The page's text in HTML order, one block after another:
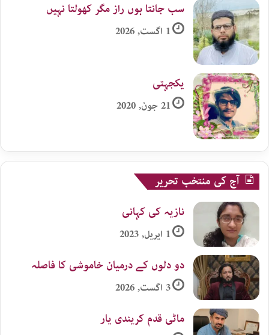
سب جانتا ہوں راز مگر کھولتا نہیں
1 اگست, 2026
یکجہتی
21 جون, 2020
آج کی منتخب تحریر
نازیہ کی کہانی
1 اپریل, 2023
دو دلوں کے درمیان خاموشی کا فاصلہ
3 اگست, 2026
ماٹی قدم کریندی یار